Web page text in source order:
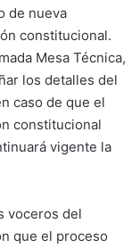
de nueva
constitucional.
Mesa Técnica,
los detalles del
caso de que el
constitucional
vigente la
voceros del
que el proceso